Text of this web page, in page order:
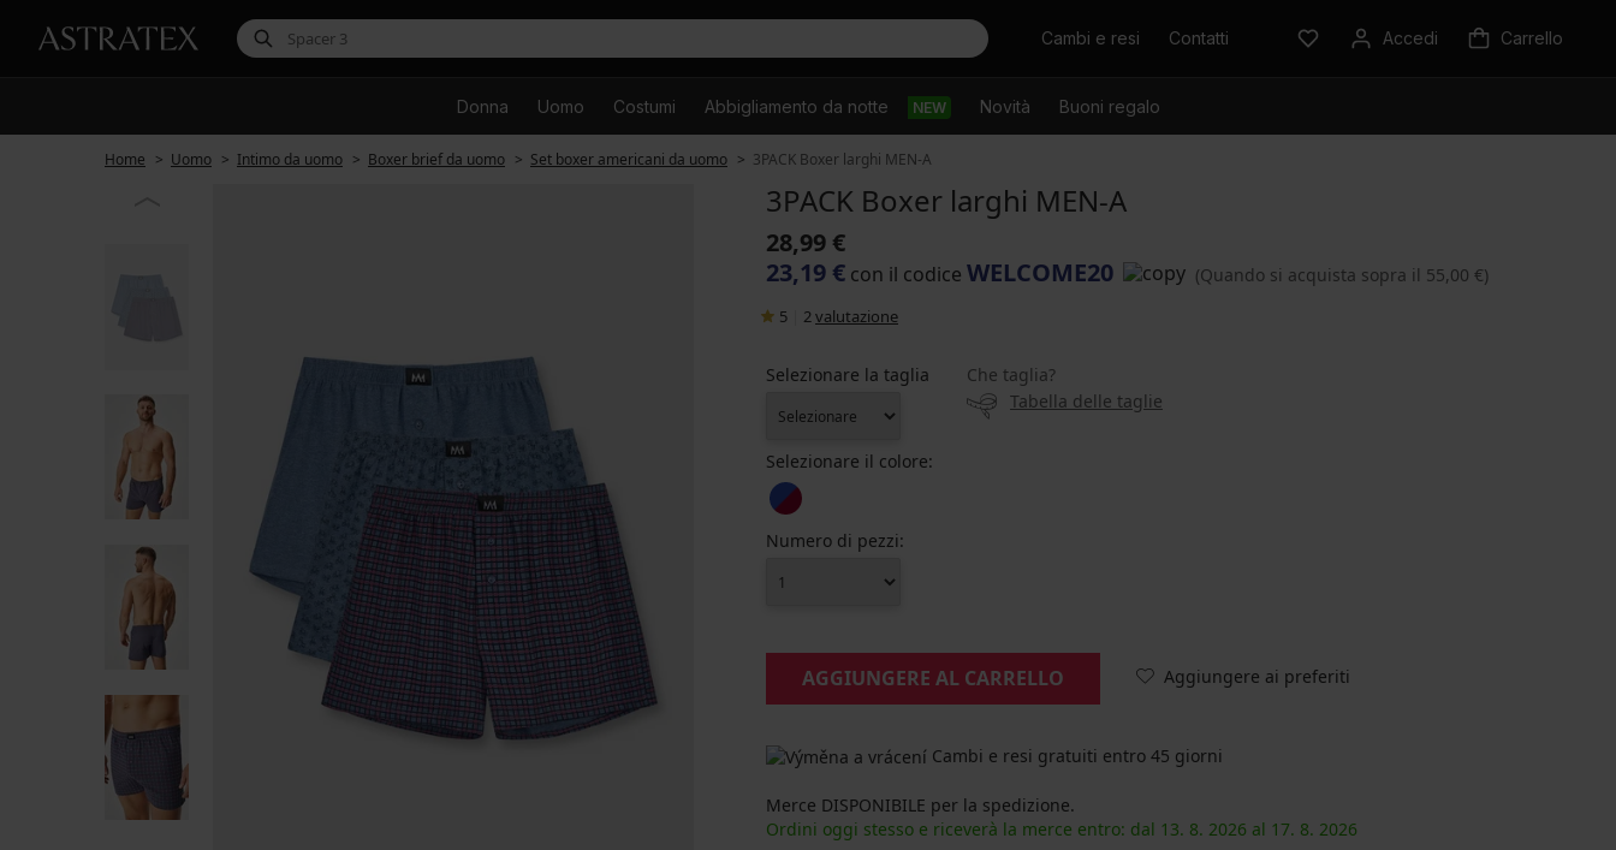
CercareCambi e resi Contatti Accedi Carrello
Donna Uomo Costumi Abbigliamento da notte NEW Novità Buoni regalo
Home Uomo Intimo da uomo Boxer brief da uomo Set boxer americani da uomo 3PACK Boxer larghi MEN-A
3PACK Boxer larghi MEN-A
28,99 €
23,19 € con il codice WELCOME20 (Quando si acquista sopra il 55,00 €)
5 2valutazione
Selezionare la taglia
Che taglia?
Tabella delle taglie
Selezionare il colore:
Numero di pezzi:
AGGIUNGERE AL CARRELLO Aggiungere ai preferiti
Cambi e resi gratuiti entro 45 giorni
Merce DISPONIBILE per la spedizione.
Ordini oggi stesso e riceverà la merce entro: dal 13. 8. 2026 al 17. 8. 2026